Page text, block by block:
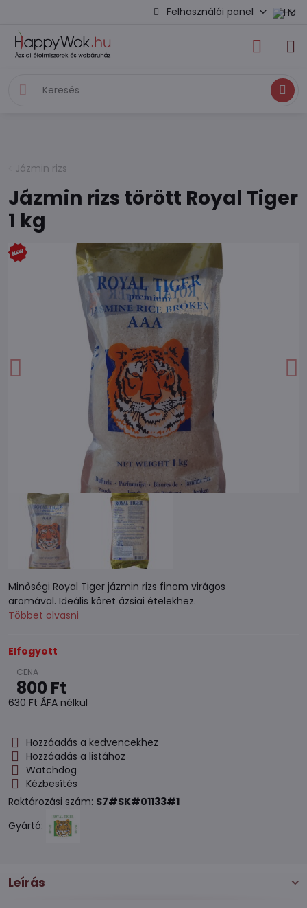
Felhasználói panel
Keresés
Jázmin rizs
Jázmin rizs törött Royal Tiger
1 kg
Minőségi Royal Tiger jázmin rizs finom virágos
aromával. Ideális köret ázsiai ételekhez.
Többet olvasni
Elfogyott
800 Ft
630 Ft ÁFA nélkül
Hozzáadás a kedvencekhez
Hozzáadás a listához
Watchdog
Kézbesítés
Raktározási szám: S7#SK#01133#1
Gyártó:
Leírás